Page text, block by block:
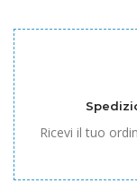
Ricevi il tuo